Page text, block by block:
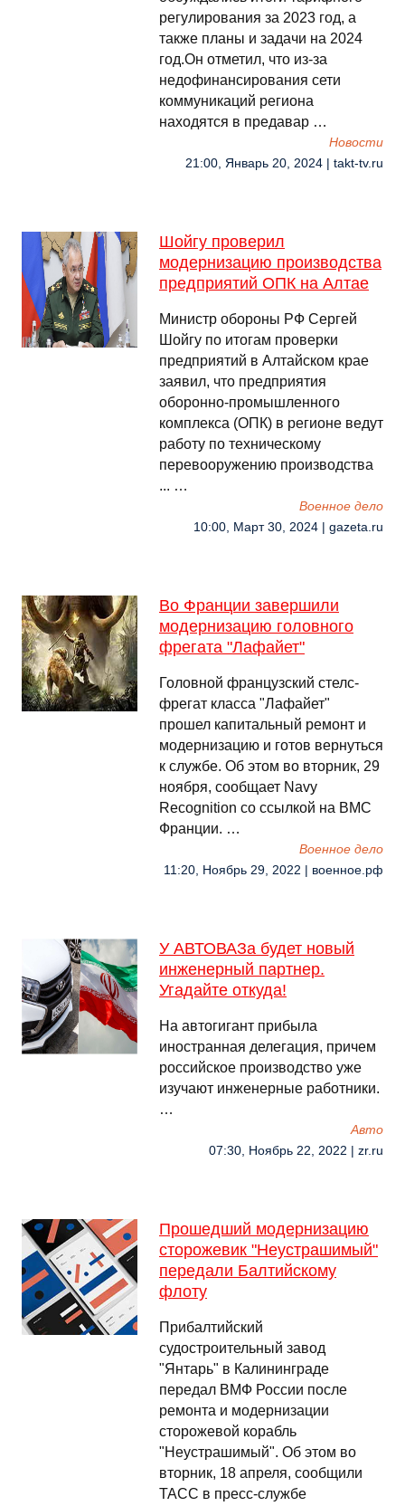
регулирования за 2023 год, а
также планы и задачи на 2024
год.Он отметил, что из-за
недофинансирования сети
коммуникаций региона
находятся в предавар …
Новости
21:00, Январь 20, 2024 | takt-tv.ru
Шойгу проверил
модернизацию производства
предприятий ОПК на Алтае
Министр обороны РФ Сергей
Шойгу по итогам проверки
предприятий в Алтайском крае
заявил, что предприятия
оборонно-промышленного
комплекса (ОПК) в регионе ведут
работу по техническому
перевооружению производства
... …
Военное дело
10:00, Март 30, 2024 | gazeta.ru
Во Франции завершили
модернизацию головного
фрегата "Лафайет"
Головной французский стелс-
фрегат класса "Лафайет"
прошел капитальный ремонт и
модернизацию и готов вернуться
к службе. Об этом во вторник, 29
ноября, сообщает Navy
Recognition со ссылкой на ВМС
Франции. …
Военное дело
11:20, Ноябрь 29, 2022 | военное.рф
У АВТОВАЗа будет новый
инженерный партнер.
Угадайте откуда!
На автогигант прибыла
иностранная делегация, причем
российское производство уже
изучают инженерные работники.
…
Авто
07:30, Ноябрь 22, 2022 | zr.ru
Прошедший модернизацию
сторожевик "Неустрашимый"
передали Балтийскому
флоту
Прибалтийский
судостроительный завод
"Янтарь" в Калининграде
передал ВМФ России после
ремонта и модернизации
сторожевой корабль
"Неустрашимый". Об этом во
вторник, 18 апреля, сообщили
ТАСС в пресс-службе